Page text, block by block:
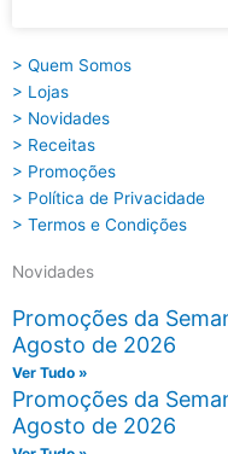
> Quem Somos
> Lojas
> Novidades
> Receitas
> Promoções
> Política de Privacidade
> Termos e Condições
Novidades
Promoções da
Agosto de 2026
Ver Tudo »
Promoções da
Agosto de 2026